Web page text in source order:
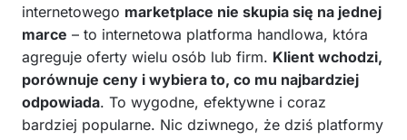
internetowego marketplace nie skupia się na jednej
marce – to internetowa platforma handlowa, która
agreguje oferty wielu osób lub firm. Klient wchodzi,
porównuje ceny i wybiera to, co mu najbardziej
odpowiada. To wygodne, efektywne i coraz
bardziej popularne. Nic dziwnego, że dziś platformy